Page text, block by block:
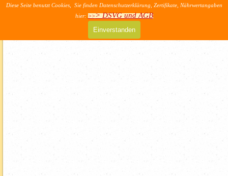
Diese Seite benutzt Cookies, Sie finden Datenschutzerklärung, Zertifikate, Nährwertangaben
hier: >>> DSVG und AGB
Einverstanden
Direkt zum Seiteninhalt
Menü überspringen
>> AGB & DSVG